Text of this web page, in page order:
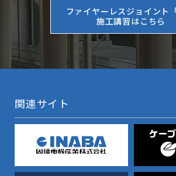
ファイヤーレスジョイント「
施工講習はこちら
関連サイト